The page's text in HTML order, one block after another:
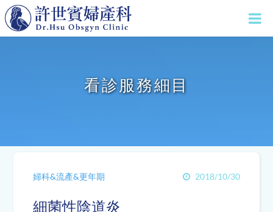
看診服務細目
婦科&流產&更年期 2018/10/30
細菌性陰道炎